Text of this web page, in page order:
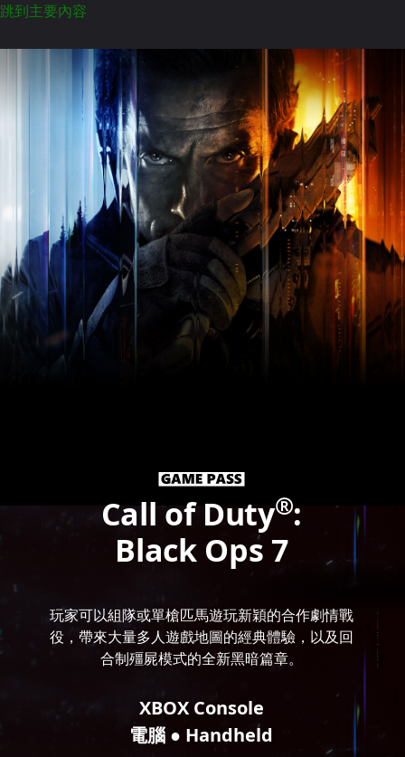
跳到主要內容
Call of Duty®:
Black Ops 7
玩家可以組隊或單槍匹馬遊玩新穎的合作劇情戰
役，帶來大量多人遊戲地圖的經典體驗，以及回
合制殭屍模式的全新黑暗篇章。
XBOX Console
電腦 ● Handheld